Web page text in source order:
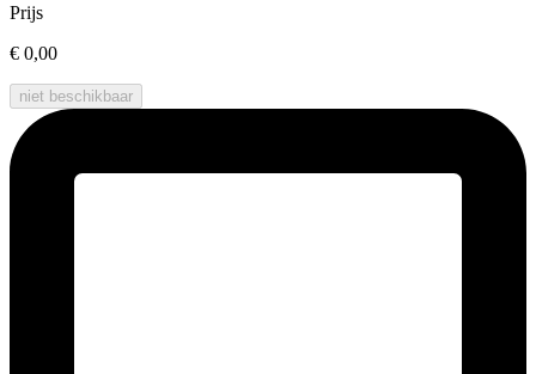
Prijs
€ 0,00
niet beschikbaar